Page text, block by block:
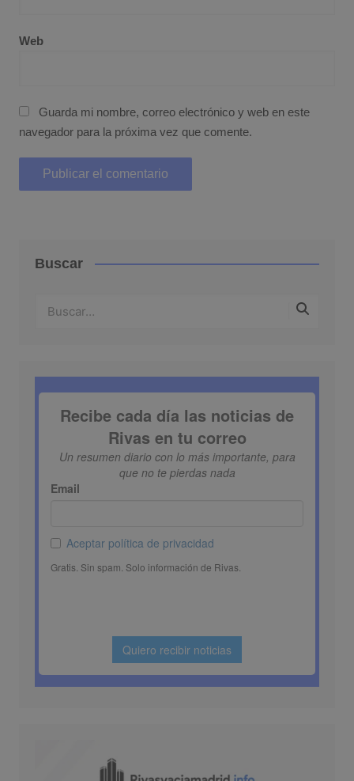
Web
Guarda mi nombre, correo electrónico y web en este
navegador para la próxima vez que comente.
Buscar